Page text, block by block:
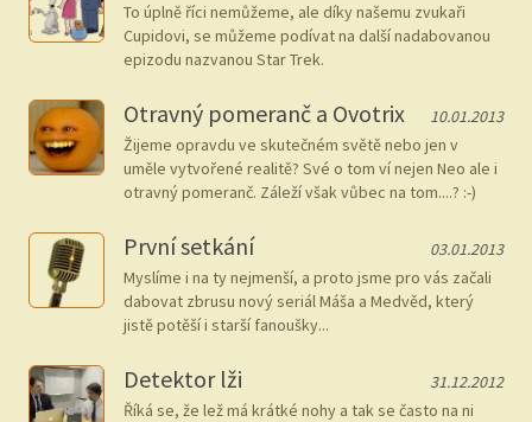
To úplně říci nemůžeme, ale díky našemu zvukaři
Cupidovi, se můžeme podívat na další nadabovanou
epizodu nazvanou Star Trek.
Otravný pomeranč a Ovotrix
10.01.2013
Žijeme opravdu ve skutečném světě nebo jen v
uměle vytvořené realitě? Své o tom ví nejen Neo ale i
otravný pomeranč. Záleží však vůbec na tom....? :-)
První setkání
03.01.2013
Myslíme i na ty nejmenší, a proto jsme pro vás začali
dabovat zbrusu nový seriál Máša a Medvěd, který
jistě potěší i starší fanoušky...
Detektor lži
31.12.2012
Říká se, že lež má krátké nohy a tak se často na ni